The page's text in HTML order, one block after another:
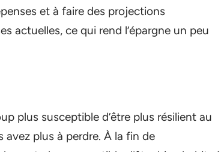
et à faire des projections
actuelles, ce qui rend l’épargne un peu
plus susceptible d’être plus résilient au
plus à perdre. À la fin de